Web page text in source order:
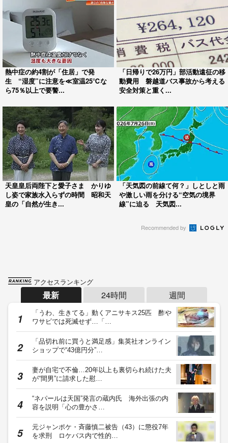
熱中症の約4割が「住居」で発
生 “湿度”に注意を≪室温25℃な
ら75％以上で要警...
「日帰りで26万円」部活動遠征の移
動費用 磐越道バス事故から考える
安全対策と重く...
天皇皇后両陛下と愛子さま かりゆ
し姿で家族水入らずの時間 昭和天
皇の「自然が生き...
「天気図の前線て何？」しとしと雨
や激しい雨を分ける“空気の境界
線”に迫る 天気図...
Recommended by
アクセスランキング
最新 24時間 週間
「うわ、生きてる」動くアニサキス25匹 酢や
ワサビでは死滅せず…「…
「品切れ前に買うと満足感」集英社オンライン
ショップで“43億円分”…
妻が自宅で不倫…20年以上も裏切られ続けた夫
が“間男”に請求した慰…
“ネパールは天国”発言の蔵内氏 海外出張の内
容を説明「心の豊かさ…
元ジャンポケ・斉藤慎二被告（43）に懲役7年
を求刑 ロケバス内で性的…